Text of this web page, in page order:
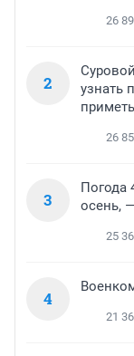
26
2
узнать
26
3
Погода
осень,
25
4
21